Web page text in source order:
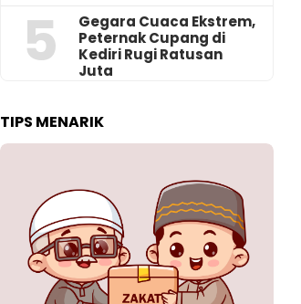
5
‎Gegara Cuaca Ekstrem,
Peternak Cupang di
Kediri Rugi Ratusan
Juta
TIPS MENARIK